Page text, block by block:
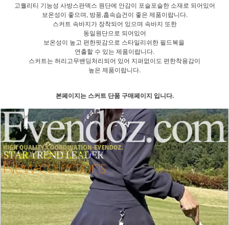
고퀄리티 기능성 사방스판덱스 원단에 안감이 포슬포슬한 소재로 되어있어
보온성이 좋으며, 방풍,흡속습건이 좋은 제품이랍니다.
스커트 속바지가 장착되어 있으며 속바지 또한
동일원단으로 되어있어
보온성이 높고 편한핏감으로 스타일리쉬한 필드복을
연출할 수 있는 제품이랍니다.
스커트는 허리고무밴딩처리되어 있어 지퍼없이도 편한착용감이
높은 제품이랍니다.
본페이지는 스커트 단품 구매페이지 입니다.